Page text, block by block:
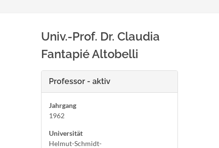
Univ.-Prof. Dr. Claudia
Fantapié Altobelli
Professor - aktiv
Jahrgang
1962
Universität
Helmut-Schmidt-